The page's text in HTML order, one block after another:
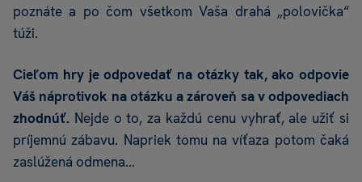
poznáte a po čom všetkom Vaša drahá „polovička“
túži.
Cieľom hry je odpovedať na otázky tak, ako odpovie
Váš náprotivok na otázku a zároveň sa v odpovediach
zhodnúť. Nejde o to, za každú cenu vyhrať, ale užiť si
príjemnú zábavu. Napriek tomu na víťaza potom čaká
zaslúžená odmena...